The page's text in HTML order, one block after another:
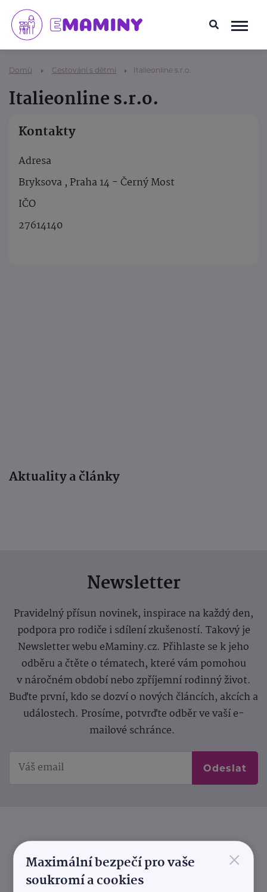
Domů Cestování s dětmi Italieonline s.r.o.
Italieonline s.r.o.
Kontakty
Adresa
Bryksova , Praha 14 - Černý Most
IČO
27614140
Aktuality a články
Newsletter
Pravidelný přísun novinek, inspirace na každý den,
podpora pro rodiče i sdílení zkušeností. Takový je
Newsletter webu eMaminy.cz. Přihlaste se k jeho
odběru a čtěte o tématech, které vám pomohou
v náročném období nebo zpříjemní rodinný život.
Buďte první, kdo se dozví o nových článcích, akcích a
událostech. Prosíme, potvrďte odběr ve vaší e-
mailové schránce.
Odeslat
×
Maximální bezpečí pro vaše
soukromí a cookies